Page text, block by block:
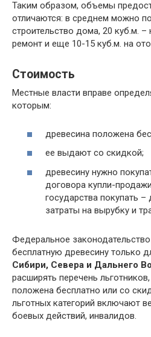
Таким образом, объемы
отличаются: в среднем можно
строительство дома, 20 куб.м. –
ремонт и еще 10-15 куб.м. на
Стоимость
Местные власти вправе
которым:
древесина положена
ее выдают со скидкой;
древесину нужно
договора купли-
государства покупать
затраты на вырубку и
Федеральное законодательство
бесплатную древесину только
Сибири, Севера и Дальнего
расширять перечень
положена бесплатно или со
льготных категорий включают
боевых действий, инвалидов.